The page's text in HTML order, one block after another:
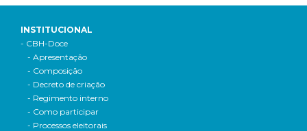
INSTITUCIONAL
- CBH-Doce
- Apresentação
- Composição
- Decreto de criação
- Regimento interno
- Como participar
- Processos eleitorais